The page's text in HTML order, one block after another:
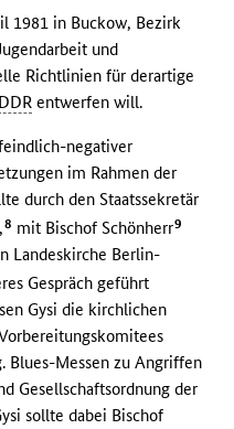
1981 in Buckow, Bezirk
und
Richtlinien für derartige
DDR entwerfen will.
negativer
im Rahmen der
durch den Staatssekretär
8 mit Bischof Schönherr9
Landeskirche Berlin-
Gespräch geführt
Gysi die kirchlichen
Blues-Messen zu Angriffen
Gesellschaftsordnung der
sollte dabei Bischof